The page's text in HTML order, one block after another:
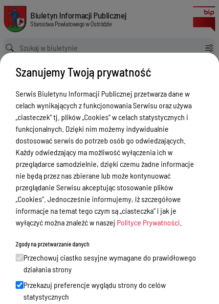
Zespół ds. programów, projektów i placówek
Biuletyn Informacji Publicznej Starostwa Powiatowego w Ostródzie
Biuletyn Informacji Publicznej
Starostwa Powiatowego w Ostródzie
Ścieżka powrotu
Strona główna
Jednostki organizacyjne: Powiatowe Centrum Pomocy Rodzinie
Zespół ds. programów, projektów i placówek
Jednostki organizacyjne:
Powiatowe Centrum Pomocy
Rodzinie
Menu Przedmiotowe
Starostwo Powiatowe
Poradnik Interesanta
Informacje o naborze
Zamówienia Publiczne
Tablica ogłoszeń
Dyżury Aptek w Powiecie Ostródzkim
Nieodpłatna Pomoc Prawna
Akty Prawne
Szanujemy Twoją prywatność
Serwis Biuletynu Informacji Publicznej przetwarza dane w
celach wynikających z funkcjonowania Serwisu oraz używa
„ciasteczek” tj. plików „Cookies” w celach statystycznych i
funkcjonalnych. Dzięki nim możemy indywidualnie
dostosować serwis do potrzeb osób go odwiedzających.
Każdy odwiedzający ma możliwość wyłączenia ich w
przeglądarce samodzielnie, dzięki czemu żadne informacje
nie będą przez nas zbierane lub może kontynuować
przeglądanie Serwisu akceptując stosowanie plików
„Cookies”. Jednocześnie informujemy, iż szczegółowe
informacje na temat tego czym są „ciasteczka” i jak je
wyłączyć można znaleźć w naszej Polityce Prywatności
Zgody na przetwarzanie danych
Przechowuj ciastko sesyjne wymagane do prawidłowego
działania strony
Przekazuj preferencje wyglądu strony do celów
statystycznych